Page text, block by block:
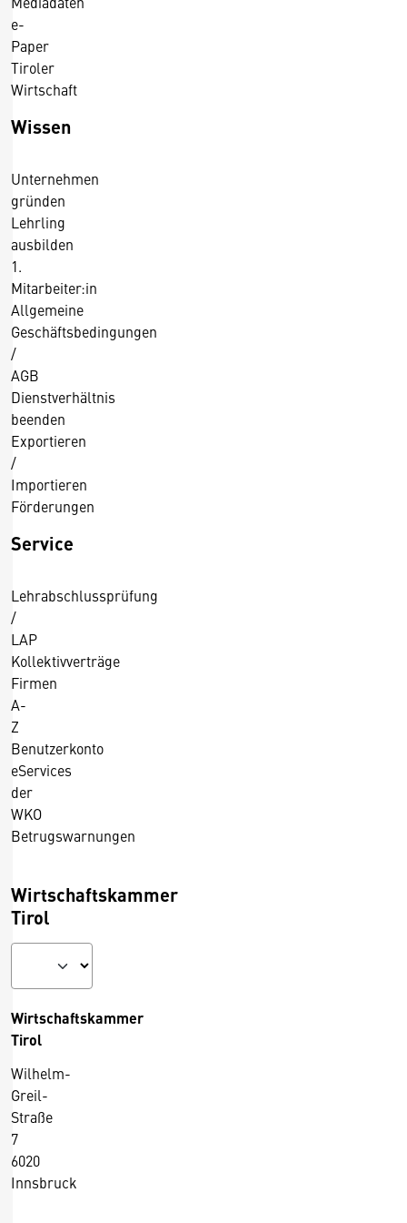
p
n
g
l
e
r
h
a
n
d
l
s
e
s
i
n
n
g
d
e
C
h
e
i
s
c
h
n
G
e
e
r
b
e
u
d
e
r
D
e
k
m
a
l
,
F
a
s
s
a
e
n
e-
Paper
Tiroler
Wirtschaft
Wissen
Unternehmen
gründen
Lehrling
ausbilden
1.
Mitarbeiter:in
Allgemeine
Geschäftsbedingungen
/
AGB
Dienstverhältnis
beenden
Exportieren
/
Importieren
Förderungen
Service
Lehrabschlussprüfung
/
LAP
Kollektivverträge
Firmen
A-
Z
Benutzerkonto
eServices
der
WKO
Betrugswarnungen
Wirtschaftskammer
Tirol
Wirtschaftskammer
Tirol
Wilhelm-
Greil-
Straße
7
6020
Innsbruck